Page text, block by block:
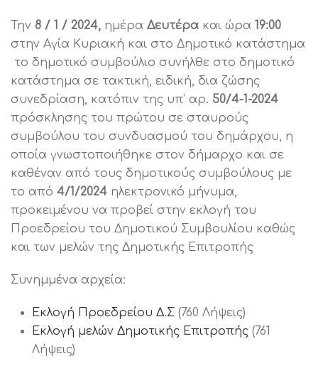
Την 8 / 1 / 2024, ημέρα Δευτέρα και ώρα 19:00
στην Αγία Κυριακή και στο Δημοτικό κατάστημα
το δημοτικό συμβούλιο συνήλθε στο δημοτικό
κατάστημα σε τακτική, ειδική, δια ζώσης
συνεδρίαση, κατόπιν της υπ’ αρ. 50/4-1-2024
πρόσκλησης του πρώτου σε σταυρούς
συμβούλου του συνδυασμού του δημάρχου, η
οποία γνωστοποιήθηκε στον δήμαρχο και σε
καθέναν από τους δημοτικούς συμβούλους με
το από 4/1/2024 ηλεκτρονικό μήνυμα,
προκειμένου να προβεί στην εκλογή του
Προεδρείου του Δημοτικού Συμβουλίου καθώς
και των μελών της Δημοτικής Επιτροπής
Συνημμένα αρχεία:
Εκλογή Προεδρείου Δ.Σ (760 Λήψεις)
Εκλογή μελών Δημοτικής Επιτροπής (761
Λήψεις)